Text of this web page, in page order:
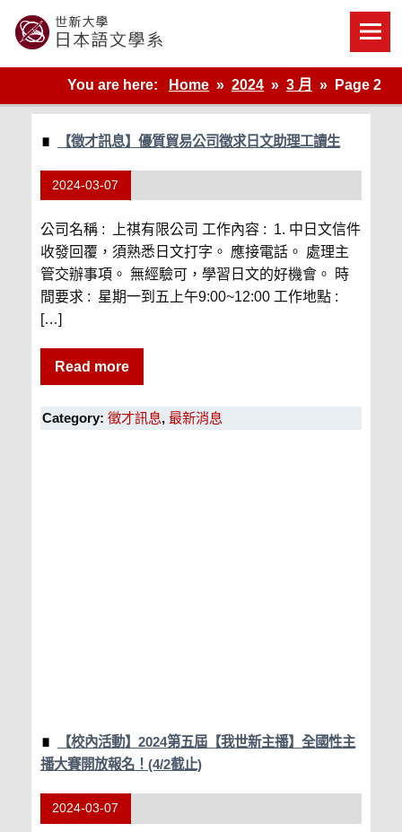
content
世新大學教學單位的網站
You are here:
Home 2024 3 月 Page 2
【徵才訊息】優質貿易公司徵求日文助理工讀生
2024-03-07
公司名稱 : 上祺有限公司 工作內容 : 1. 中日文信件
收發回覆，須熟悉日文打字。 應接電話。 處理主
管交辦事項。 無經驗可，學習日文的好機會。 時
間要求 : 星期一到五上午9:00~12:00 工作地點 :
[…]
Read more
Category: 徵才訊息, 最新消息
【校內活動】2024第五屆【我世新主播】全國性主
播大賽開放報名！(4/2截止)
2024-03-07